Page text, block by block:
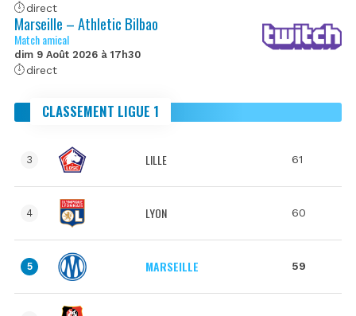
direct
Marseille – Athletic Bilbao
Match amical
dim 9 Août 2026 à 17h30
direct
CLASSEMENT LIGUE 1
3 LILLE 61
4 LYON 60
5 MARSEILLE 59